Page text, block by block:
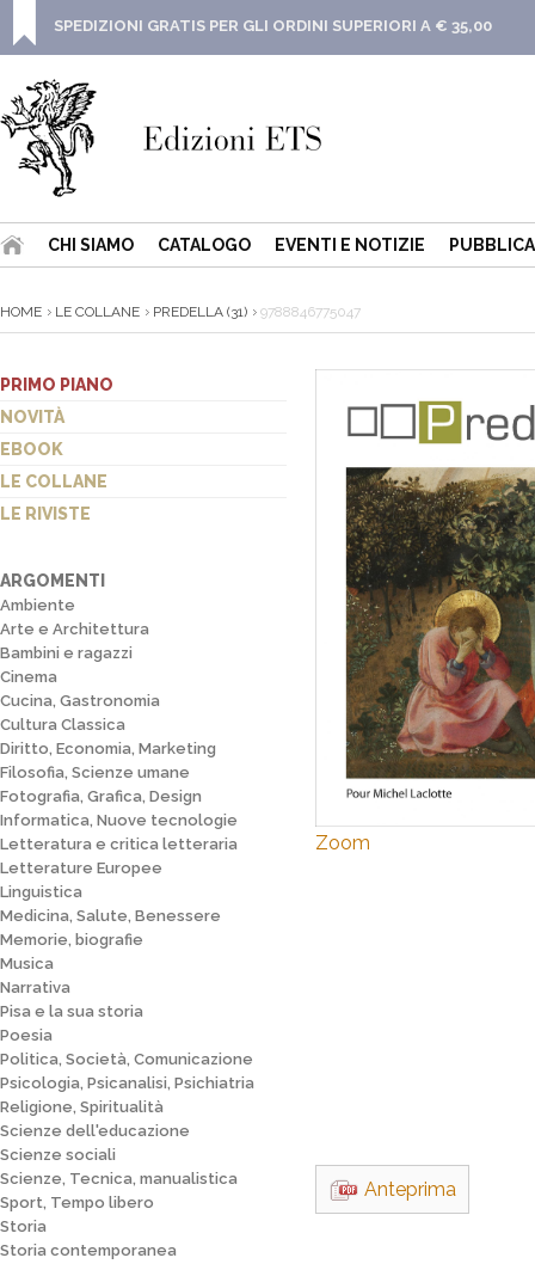
SPEDIZIONI GRATIS PER GLI ORDINI SUPERIORI A € 35,00
CHI SIAMO CATALOGO EVENTI E NOTIZIE
HOME LE COLLANE PREDELLA (31) 9788846775047
PRIMO PIANO
NOVITÀ
EBOOK
LE COLLANE
LE RIVISTE
ARGOMENTI
Ambiente
Arte e Architettura
Bambini e ragazzi
Cinema
Cucina, Gastronomia
Cultura Classica
Diritto, Economia, Marketing
Filosofia, Scienze umane
Fotografia, Grafica, Design
Informatica, Nuove tecnologie
Letteratura e critica letteraria
Letterature Europee
Linguistica
Medicina, Salute, Benessere
Memorie, biografie
Musica
Narrativa
Pisa e la sua storia
Poesia
Politica, Società, Comunicazione
Psicologia, Psicanalisi, Psichiatria
Religione, Spiritualità
Scienze dell'educazione
Scienze sociali
Scienze, Tecnica, manualistica
Sport, Tempo libero
Storia
Storia contemporanea
Zoom
Anteprima